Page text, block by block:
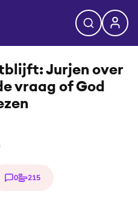
©Ruben Timman
Jurjen over
vraag of God
0
reacties
215
stemmen